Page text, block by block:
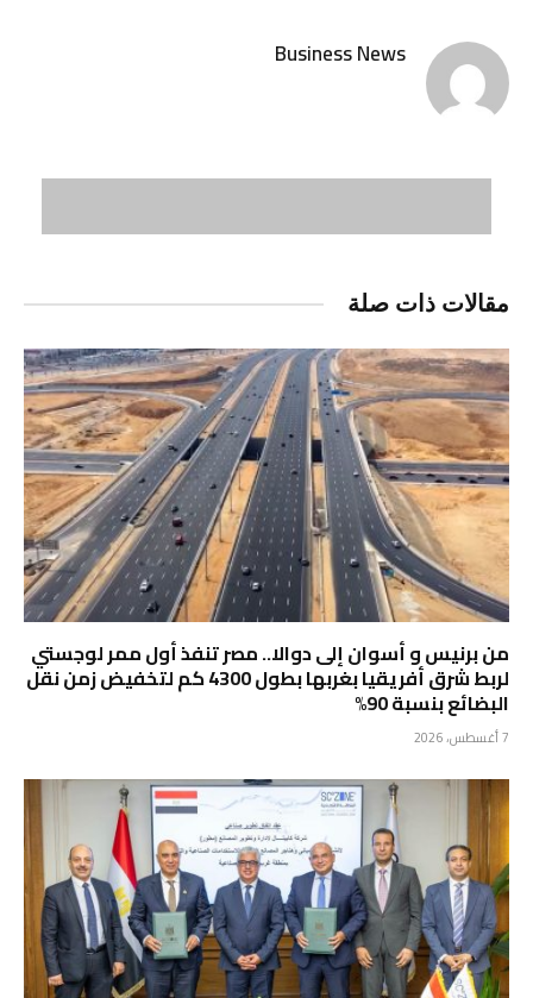
Business News
مقالات ذات صلة
من برنيس و أسوان إلى دوالا.. مصر تنفذ أول ممر لوجستي
لربط شرق أفريقيا بغربها بطول 4300 كم لتخفيض زمن نقل
البضائع بنسبة 90%
7 أغسطس، 2026